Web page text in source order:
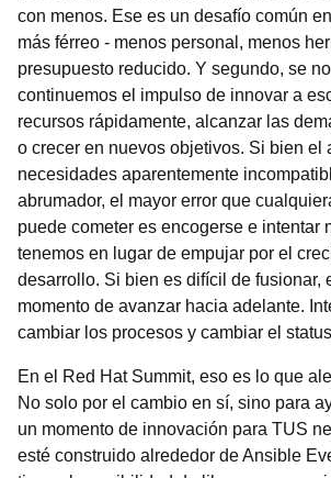
con menos. Ese es un desafío común
más férreo - menos personal, menos
presupuesto reducido. Y segundo, se
continuemos el impulso de innovar a
recursos rápidamente, alcanzar las
o crecer en nuevos objetivos. Si bien el
necesidades aparentemente
abrumador, el mayor error que
puede cometer es encogerse e intentar
tenemos en lugar de empujar por el
desarrollo. Si bien es difícil de fusionar,
momento de avanzar hacia adelante.
cambiar los procesos y cambiar el
En el Red Hat Summit, eso es lo que
No solo por el cambio en sí, sino para
un momento de innovación para TUS
esté construido alrededor de Ansible